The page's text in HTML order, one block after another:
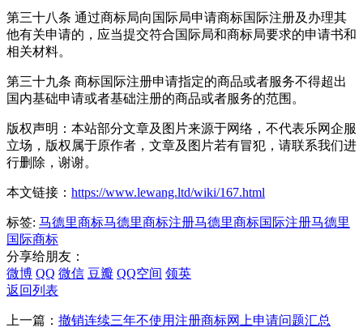
第三十八条 通过商标局向国际局申请商标国际注册及办理其
他有关申请的，应当提交符合国际局和商标局要求的申请书和
相关材料。
第三十九条 商标国际注册申请指定的商品或者服务不得超出
国内基础申请或者基础注册的商品或者服务的范围。
版权声明：本站部分文章及图片来源于网络，不代表乐网企服
立场，版权属于原作者，文章及图片若有冒犯，请联系我们进
行删除，谢谢。
本文链接： https://www.lewang.ltd/wiki/167.html
标签: 马德里商标马德里商标注册马德里商标国际注册马德里
国际商标
分享给朋友：
微博 QQ 微信 豆瓣 QQ空间 领英
返回列表
上一篇： 撤销连续三年不使用注册商标网上申请问题汇总